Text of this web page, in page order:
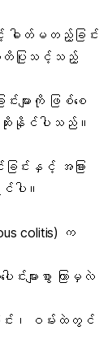
နှင့် ဓါတ်မတည့်ခြင်း
သတိပြုသင့်သည့်
များကို ဖြစ်စေ
ပိုဆိုးနိုင်ပါသည်။
ြင်းနှင့် အခြား
ပါ။
colitis) က
များစွာ ကြာမှလဲ
ခြင်း၊ ဝမ်းထဲတွင်